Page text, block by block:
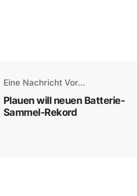
Eine Nachricht Vor...
Plauen will neuen Batterie-
Sammel-Rekord